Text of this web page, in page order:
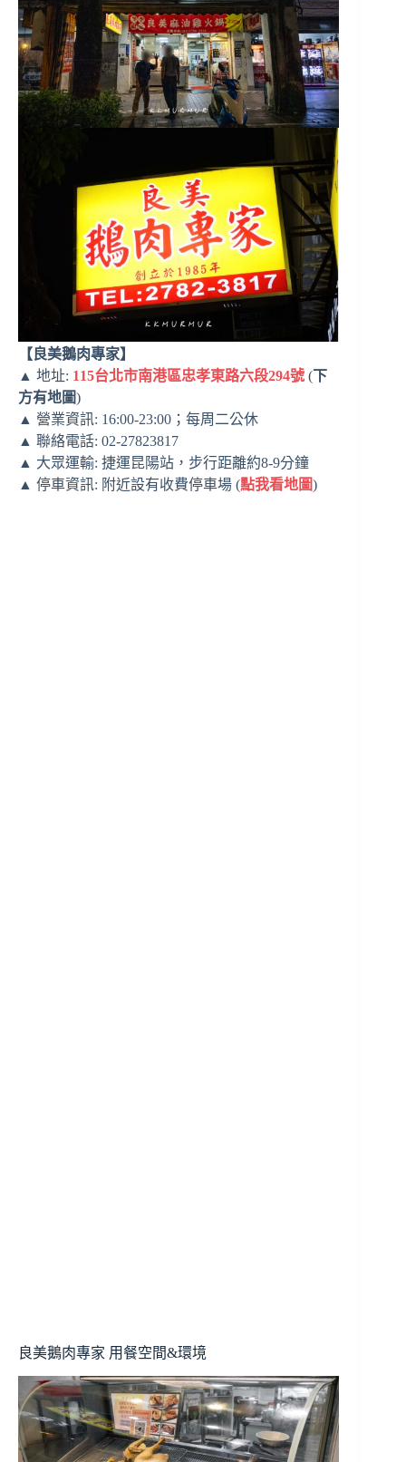
【良美鵝肉專家】
▲ 地址: 115台北市南港區忠孝東路六段294號 (下
方有地圖)
▲ 營業資訊: 16:00-23:00；每周二公休
▲ 聯絡電話: 02-27823817
▲ 大眾運輸: 捷運昆陽站，步行距離約8-9分鐘
▲ 停車資訊: 附近設有收費停車場 (點我看地圖)
良美鵝肉專家 用餐空間&環境